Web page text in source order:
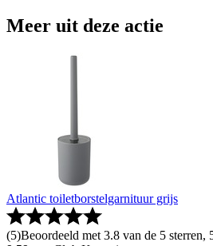
Meer uit deze actie
Atlantic toiletborstelgarnituur grijs
(5)Beoordeeld met 3.8 van de 5 sterren,